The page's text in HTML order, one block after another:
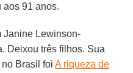
aos 91 anos.
Janine Lewinson-
Deixou três filhos. Sua
no Brasil foiA riqueza de